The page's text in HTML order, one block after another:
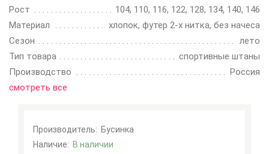
Рост
104, 110, 116, 122, 128, 134, 140, 146
Материал
хлопок, футер 2-х нитка, без начеса
Сезон
лето
Тип товара
спортивные штаны
Производство
Россия
смотреть все
Производитель: Бусинка
Наличие: В наличии